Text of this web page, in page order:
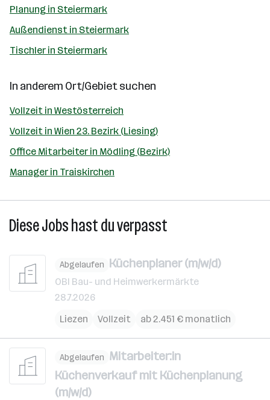
Planung in Steiermark
Außendienst in Steiermark
Tischler in Steiermark
In anderem Ort/Gebiet suchen
Vollzeit in Westösterreich
Vollzeit in Wien 23. Bezirk (Liesing)
Office Mitarbeiter in Mödling (Bezirk)
Manager in Traiskirchen
Diese Jobs hast du verpasst
Abgelaufen Küchenplaner (m/w/d)
OBI Bau- und Heimwerkermärkte
28.7.2026
Liezen
Vollzeit ab 2.451 € monatlich
Abgelaufen Mitarbeiter:in
Küchenverkauf mit Küchenplanung
(m/w/d)